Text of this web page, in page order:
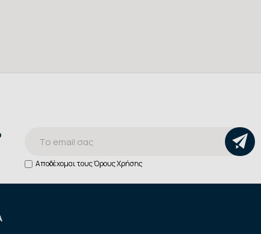
Αποδέχομαι τουςΌρους Χρήσης